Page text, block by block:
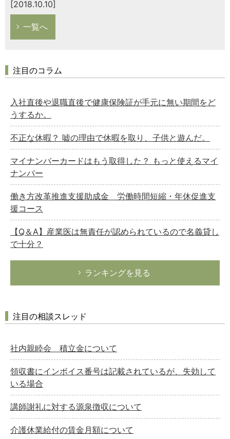
[2018.10.10]
一覧へ
注目のコラム
入社直後や退職直後で健康保険証が手元に無い期間をど
うするか。
不正な休暇？ 嘘の理由で休暇を取り、子供と遊んだ。
マイナンバーカードはもう取得した？ もっと使えるマイ
ナンバー
働き方改革推進支援助成金 労働時間短縮・年休促進支
援コース
【Q＆A】産業医は無責任が認められているので名義貸し
で十分？
ランキングを見る
注目の相談スレッド
社内親睦会 積立金について
領収書にインボイス番号は記載されているが、失効して
いる場合
講師謝礼に対する源泉徴収について
介護休業給付の賃金月額について